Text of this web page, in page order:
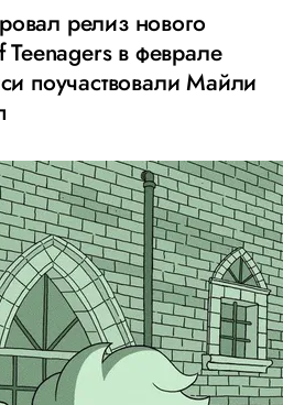
релиз нового
в феврале
поучаствовали Майли